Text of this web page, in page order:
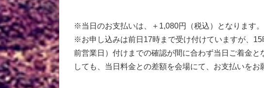
※当日のお支払いは、＋1,080円（税込）となります。
※お申し込みは前日17時まで受け付けていますが、
前営業日）付けまでの確認が間に合わず当日ご着金
しても、当日料金との差額を会場にて、お支払いを